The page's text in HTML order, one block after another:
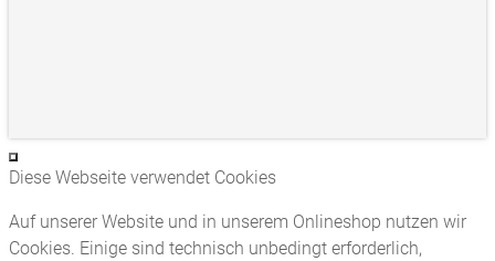
Diese Webseite verwendet Cookies
Auf unserer Website und in unserem Onlineshop nutzen wir
Cookies. Einige sind technisch unbedingt erforderlich,